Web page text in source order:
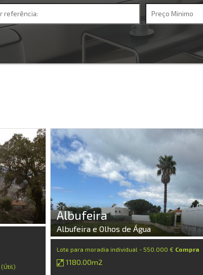
(Útil)
Albufeira
Albufeira e Olhos de Água
Lote para moradia individual - 550.000 € Compra
1180.00m2